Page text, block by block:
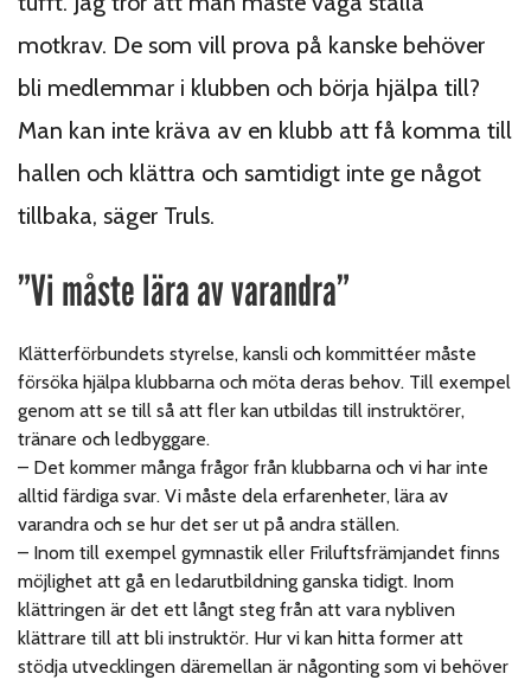
motkrav. De som vill prova på kanske behöver
bli medlemmar i klubben och börja hjälpa till?
Man kan inte kräva av en klubb att få komma till
hallen och klättra och samtidigt inte ge något
tillbaka, säger Truls.
”Vi måste lära av varandra”
Klätterförbundets styrelse, kansli och kommittéer måste
försöka hjälpa klubbarna och möta deras behov. Till exempel
genom att se till så att fler kan utbildas till instruktörer,
tränare och ledbyggare.
– Det kommer många frågor från klubbarna och vi har inte
alltid färdiga svar. Vi måste dela erfarenheter, lära av
varandra och se hur det ser ut på andra ställen.
– Inom till exempel gymnastik eller Friluftsfrämjandet finns
möjlighet att gå en ledarutbildning ganska tidigt. Inom
klättringen är det ett långt steg från att vara nybliven
klättrare till att bli instruktör. Hur vi kan hitta former att
stödja utvecklingen däremellan är någonting som vi behöver